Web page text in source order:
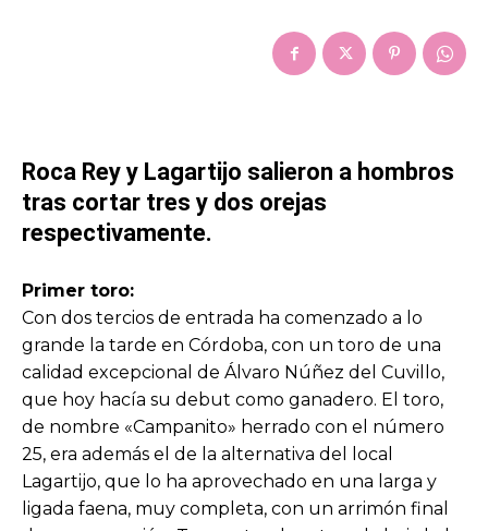
Roca Rey y Lagartijo salieron a hombros
tras cortar tres y dos orejas
respectivamente.
Primer toro:
Con dos tercios de entrada ha comenzado a lo
grande la tarde en Córdoba, con un toro de una
calidad excepcional de Álvaro Núñez del Cuvillo,
que hoy hacía su debut como ganadero. El toro,
de nombre «Campanito» herrado con el número
25, era además el de la alternativa del local
Lagartijo, que lo ha aprovechado en una larga y
ligada faena, muy completa, con un arrimón final